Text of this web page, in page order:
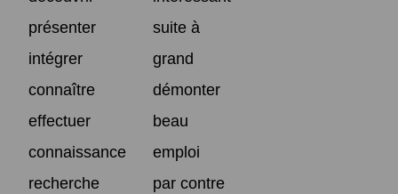
présenter
suite à
intégrer
grand
connaître
démonter
effectuer
beau
connaissance
emploi
recherche
par contre